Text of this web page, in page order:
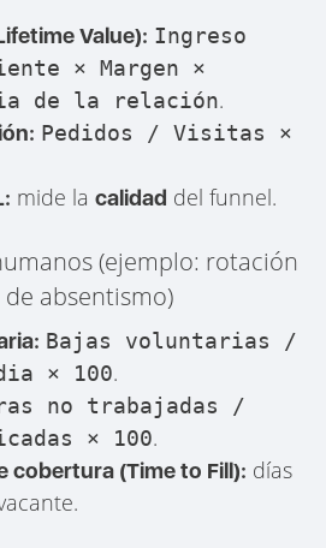
Value): Ingreso
× Margen ×
de la relación.
Pedidos / Visitas ×
mide lacalidad del funnel.
(ejemplo: rotación
absentismo)
Bajas voluntarias /
× 100.
no trabajadas /
× 100.
cobertura (Time to Fill): días